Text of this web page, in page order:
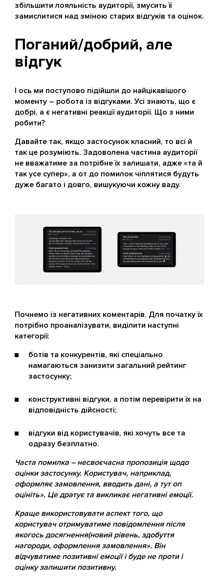
збільшити лояльність аудиторії, змусить її
замислитися над зміною старих відгуків та оцінок.
Поганий/добрий, але
відгук
І ось ми поступово підійшли до найцікавішого
моменту – робота із відгуками. Усі знають, що є
добрі, а є негативні реакції аудиторії. Що з ними
робити?
Давайте так, якщо застосунок класний, то всі й
так це розуміють. Задоволена частина аудиторії
не вважатиме за потрібне їх залишати, адже «та й
так усе супер», а от до помилок чіплятися будуть
дуже багато і довго, вишукуючи кожну ваду.
Почнемо із негативних коментарів. Для початку їх
потрібно проаналізувати, виділити наступні
категорії:
ботів та конкурентів, які спеціально
намагаються занизити загальний рейтинг
застосунку;
конструктивні відгуки, а потім перевірити їх на
відповідність дійсності;
відгуки від користувачів, які хочуть все та
одразу безплатно.
Часта помилка – несвоєчасна пропозиція щодо
оцінки застосунку. Користувач, наприклад,
оформляє замовлення, вводить дані, а тут оп
оцініть». Це дратує та викликає негативні емоції.
Краще використовувати аспект того, що
користувач отримуватиме повідомлення після
якогось досягнення(новий рівень, здобуття
нагороди, оформлення замовлення». Він
відчуватиме позитивні емоції і буде не проти і
оцінку залишити позитивну.